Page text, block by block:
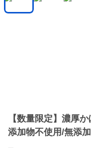
【数量限定】濃厚
添加物不使用/無添加